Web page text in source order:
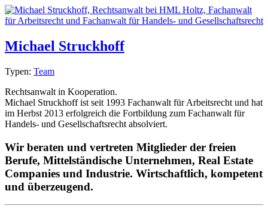
Michael Struckhoff
Typen: Team
Rechtsanwalt in Kooperation.
Michael Struckhoff ist seit 1993 Fachanwalt für Arbeitsrecht und hat
im Herbst 2013 erfolgreich die Fortbildung zum Fachanwalt für
Handels- und Gesellschaftsrecht absolviert.
Wir beraten und vertreten Mitglieder der freien
Berufe, Mittelständische Unternehmen, Real Estate
Companies und Industrie. Wirtschaftlich, kompetent
und überzeugend.